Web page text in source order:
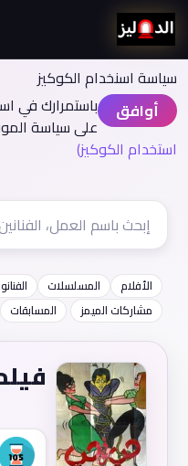
سياسة اسنخدام الكوكيز
أوافق
باستمرارك في
على سياسة
استخدام الكوكيز)
الأفلام المسلسلات
مشاركات الميمز
المسابقات